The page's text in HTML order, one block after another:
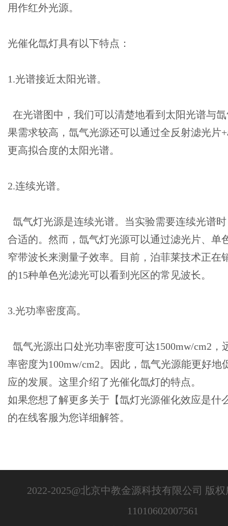
用作红外光源。
光催化氙灯具有以下特点：
1.光谱接近太阳光谱。
在光谱图中，我们可以清楚地看到太阳光谱与
果需求较高，氙气光源还可以通过全反射滤光片
更高拟合度的太阳光谱。
2.连续光谱。
氙气灯光源是连续光谱。当实验需要连续光谱
合适的。然而，氙气灯光源可以通过滤光片、单
窄带波长来测量子效率。目前，泊菲莱技术正在
的15种单色光滤光可以看到光区的常见波长。
3.光功率密度高。
氙气光源出口处光功率密度可达1500mw/cm2，
率密度为100mw/cm2。因此，氙气光源能更好地
应的发展。这里介绍了光催化氙灯的特点。
如果您想了解更多关于【氙灯光源催化效应是什
的在线客服为您详细解答。
2022-2025@北京中教金源科技有限公司 版
11010602007561